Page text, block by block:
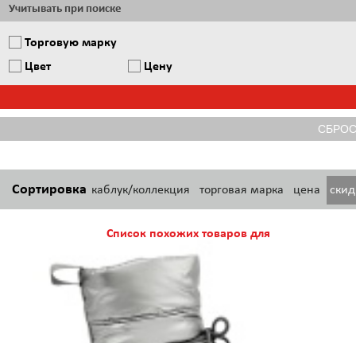
Учитывать при поиске
Торговую марку
Цвет
Цену
Сортировка каблук/коллекция торговая марка цена
Список похожих товаров для